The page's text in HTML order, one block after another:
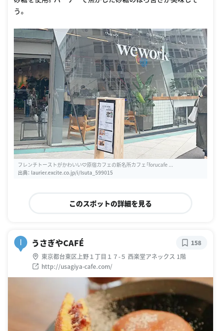
う。
フレンチトーストがかわいい♡原宿カフェの新名所カフェ「forucafe ...
出典： laurier.excite.co.jp/i/Isuta_599015
このスポットの詳細を見る
うさぎやCAFÉ
東京都台東区上野１丁目１７-５ 西楽堂アネックス 1階
http://usagiya-cafe.com/
158